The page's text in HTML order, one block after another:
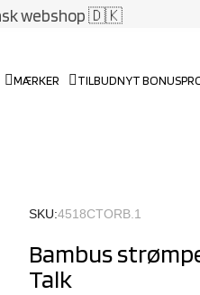
webshop 🇩🇰
MÆRKER TILBUDNYT
SKU 4518CTORB.1
Bambus
Talk